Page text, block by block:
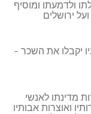
ולדמעתו ומוסיף
– אדם עשה מעשה טוב/רע ובניו יקבלו את השכר
מדינתו לאנשי
ואוצרות אבותיו